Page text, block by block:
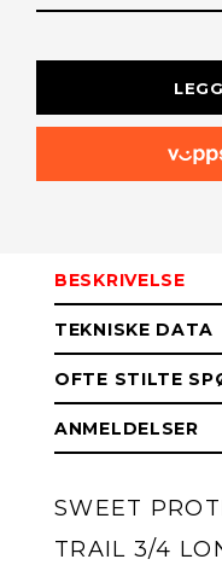
STØRRELSE
M
S
BESKRIVELSE
TEKNISKE DATA
OFTE STILTE
ANMELDELSER
SWEET
TRAIL 3/4